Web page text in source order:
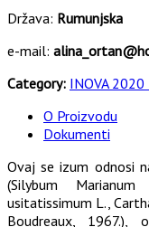
Država: Rumunjska
e-mail:
Category: INOVA
O Proizvodu
Dokumenti
Ovaj se izum odnosi
(Silybum
usitatissimum L.,
Boudreaux, 1967.),